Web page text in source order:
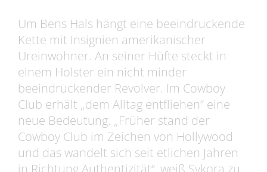
Um Bens Hals hängt eine beeindruckende
Kette mit Insignien amerikanischer
Ureinwohner. An seiner Hüfte steckt in
einem Holster ein nicht minder
beeindruckender Revolver. Im Cowboy
Club erhält „dem Alltag entfliehen“ eine
neue Bedeutung. „Früher stand der
Cowboy Club im Zeichen von Hollywood
und das wandelt sich seit etlichen Jahren
in Richtung Authentizität“, weiß Sykora zu